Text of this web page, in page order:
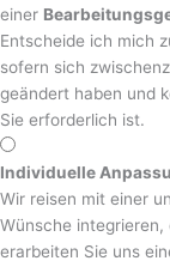
einer
Entscheide ich mich
sofern sich
geändert haben und
Sie erforderlich ist.
Individuelle
Wir reisen mit einer
Wünsche
erarbeiten Sie uns